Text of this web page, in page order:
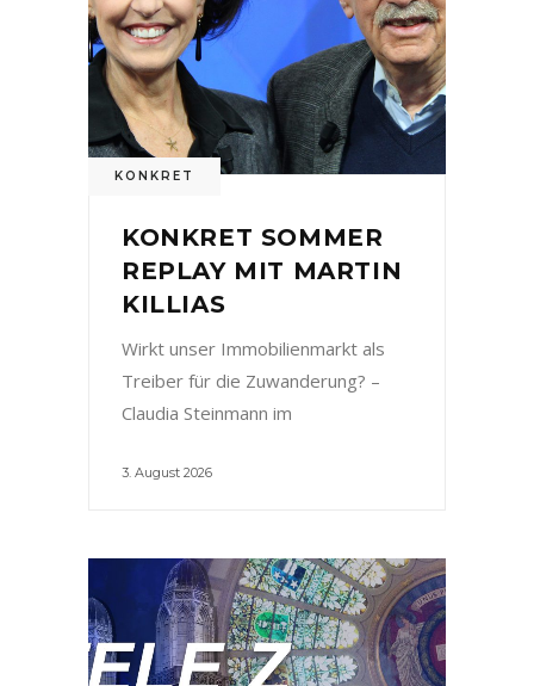
KONKRET
KONKRET SOMMER
REPLAY MIT MARTIN
KILLIAS
Wirkt unser Immobilienmarkt als
Treiber für die Zuwanderung? –
Claudia Steinmann im
3. August 2026